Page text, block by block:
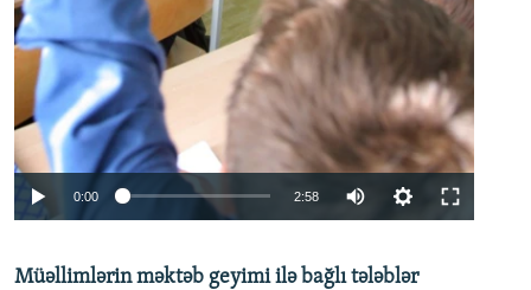
0:00 2:58
360p
Müəllimlərin məktəb geyimi ilə bağlı tələblər